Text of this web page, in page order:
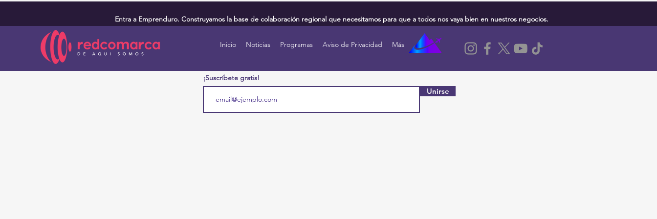
Entra a Emprenduro. Construyamos la base de colaboración regional que necesitamos para que a todos nos vaya bien en nuestros negocios.
Inicio Noticias Programas Aviso de Privacidad Más
¡Suscríbete gratis!
Unirse